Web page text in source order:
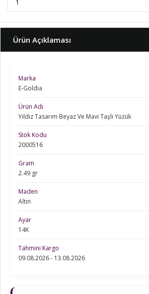
Ürün Açıklaması
Marka
E-Goldia
Ürün Adı
Yıldız Tasarım Beyaz Ve Mavi Taşlı Yüzük
Stok Kodu
2000516
Gram
2.49 gr
Maden
Altın
Ayar
14K
Tahmini Kargo
09.08.2026 - 13.08.2026